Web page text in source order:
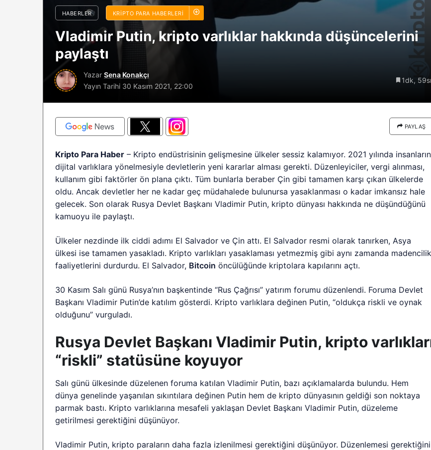
HABERLER KRIPTO PARA HABERLERI
Vladimir Putin, kripto varlıklar hakkında düşüncelerini
paylaştı
Yazar Sena Konakçı
Yayın Tarihi 30 Kasım 2021, 22:00
1dk,
PAYLAŞ
Kripto Para Haber – Kripto endüstrisinin gelişmesine ülkeler sessiz kalamıyor. 2021 yılında insanların
dijital varlıklara yönelmesiyle devletlerin yeni kararlar alması gerekti. Düzenleyiciler, vergi alınması,
kullanım gibi faktörler ön plana çıktı. Tüm bunlarla beraber Çin gibi tamamen karşı çıkan ülkelerde
oldu. Ancak devletler her ne kadar geç müdahalede bulunursa yasaklanması o kadar imkansız hale
gelecek. Son olarak Rusya Devlet Başkanı Vladimir Putin, kripto dünyası hakkında ne düşündüğünü
kamuoyu ile paylaştı.
Ülkeler nezdinde ilk ciddi adımı El Salvador ve Çin attı. El Salvador resmi olarak tanırken, Asya
ülkesi ise tamamen yasakladı. Kripto varlıkları yasaklaması yetmezmiş gibi aynı zamanda madencilik
faaliyetlerini durdurdu. El Salvador, Bitcoin öncülüğünde kriptolara kapılarını açtı.
30 Kasım Salı günü Rusya’nın başkentinde “Rus Çağrısı” yatırım forumu düzenlendi. Foruma Devlet
Başkanı Vladimir Putin’de katılım gösterdi. Kripto varlıklara değinen Putin, “oldukça riskli ve oynak
olduğunu” vurguladı.
Rusya Devlet Başkanı Vladimir Putin, kripto
“riskli” statüsüne koyuyor
Salı günü ülkesinde düzelenen foruma katılan Vladimir Putin, bazı açıklamalarda bulundu. Hem
dünya genelinde yaşanılan sıkıntılara değinen Putin hem de kripto dünyasının geldiği son noktaya
parmak bastı. Kripto varlıklarına mesafeli yaklaşan Devlet Başkanı Vladimir Putin, düzeleme
getirilmesi gerektiğini düşünüyor.
Vladimir Putin, kripto paraların daha fazla izlenilmesi gerektiğini düşünüyor. Düzenlemesi gerektiğini
sürüyor: Analistlere göre
2026 BTC çöküşü neden
sınırlı kalabilir?
Riski: Uzun Vadeli HYPER
Boğaları 31,1 Milyon Dolarlık
Birikim Yapıyor